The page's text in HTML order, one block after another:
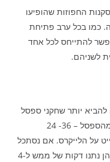
החפוזות שהופיעו
כמו בכל ערב פתיחת
להתייחס לכל אחד
לשניהם.
יותר שחקני ספסל
לידי ביטוי ונרשם פער משמעותי בנקודות מהספסל – 36- 24
ו-33- 18 לגולדן סטייט על הלייקרס. אם נסתכל
על אוקלהומה ויוסטון, אפשר לראות ששתיהן נתנו דקות של ממש ל-4